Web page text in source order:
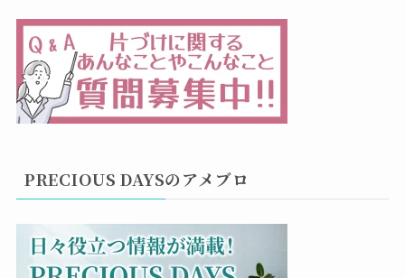
PRECIOUS DAYSのアメブロ